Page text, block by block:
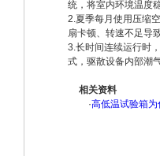
统，将室内环境温度
2.夏季每月使用压缩
扇卡顿、转速不足导
3.长时间连续运行时
式，驱散设备内部潮
相关资料
·高低温试验箱为